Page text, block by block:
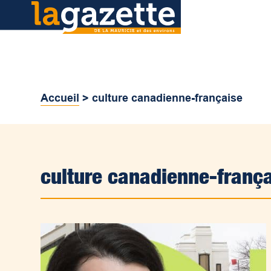
Accueil >culture canadienne-française
culture canadienne-